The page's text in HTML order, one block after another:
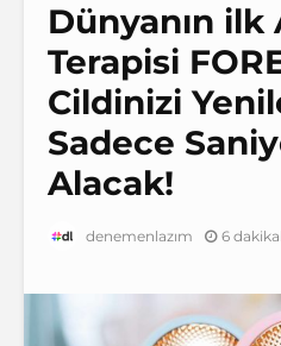
Dünyanın ilk
Terapisi
Cildinizi
Sadece
Alacak!
denemenlazım 6